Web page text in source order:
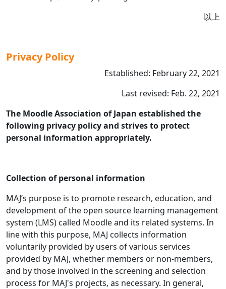
以上
Privacy Policy
Established: February 22, 2021
Last revised: Feb. 22, 2021
The Moodle Association of Japan established the
following privacy policy and strives to protect
personal information appropriately.
Collection of personal information
MAJ’s purpose is to promote research, education, and
development of the open source learning management
system (LMS) called Moodle and its related systems. In
line with this purpose, MAJ collects information
voluntarily provided by users of various services
provided by MAJ, whether members or non-members,
and by those involved in the screening and selection
process for MAJ's projects, as necessary. In general,